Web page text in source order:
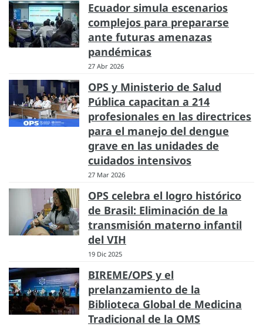
Ecuador simula escenarios
complejos para prepararse
ante futuras amenazas
pandémicas
27 Abr 2026
OPS y Ministerio de Salud
Pública capacitan a 214
profesionales en las directrices
para el manejo del dengue
grave en las unidades de
cuidados intensivos
27 Mar 2026
OPS celebra el logro histórico
de Brasil: Eliminación de la
transmisión materno infantil
del VIH
19 Dic 2025
BIREME/OPS y el
prelanzamiento de la
Biblioteca Global de Medicina
Tradicional de la OMS